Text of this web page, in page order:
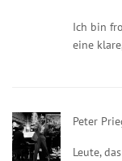
Ich bin
eine
Peter
Leute,